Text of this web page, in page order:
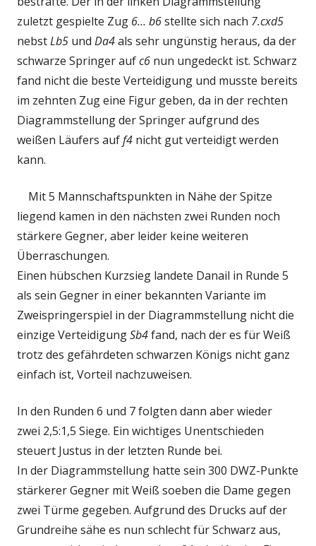
zuletzt gespielte Zug 6… b6stellte sich nach 7.cxd5
nebstLb5 und Da4als sehr ungünstig heraus, da der
schwarze Springer aufc6 nun ungedeckt ist. Schwarz
fand nicht die beste Verteidigung und musste bereits
im zehnten Zug eine Figur geben, da in der rechten
Diagrammstellung der Springer aufgrund des
weißen Läufers auff4 nicht gut verteidigt werden
kann.
Mit 5 Mannschaftspunkten in Nähe der Spitze
liegend kamen in den nächsten zwei Runden noch
stärkere Gegner, aber leider keine weiteren
Überraschungen.
Einen hübschen Kurzsieg landete Danail in Runde 5
als sein Gegner in einer bekannten Variante im
Zweispringerspiel in der Diagrammstellung nicht die
einzige VerteidigungSb4fand, nach der es für Weiß
trotz des gefährdeten schwarzen Königs nicht ganz
einfach ist, Vorteil nachzuweisen.
In den Runden 6 und 7 folgten dann aber wieder
zwei 2,5:1,5 Siege. Ein wichtiges Unentschieden
steuert Justus in der letzten Runde bei.
In der Diagrammstellung hatte sein 300 DWZ-Punkte
stärkerer Gegner mit Weiß soeben die Dame gegen
zwei Türme gegeben. Aufgrund des Drucks auf der
Grundreihe sähe es nun schlecht für Schwarz aus,